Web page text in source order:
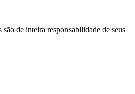
de inteira responsabilidade de seus